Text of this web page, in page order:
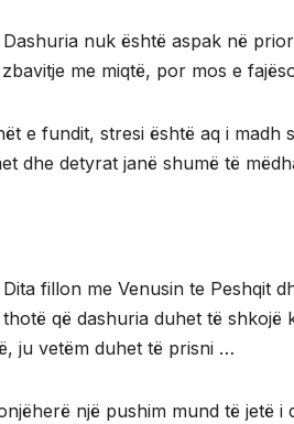
Dashuria nuk është aspak në
me miqtë, por mos e
e fundit, stresi është aq i
dhe detyrat janë shumë të
fillon me Venusin te Peshqit
që dashuria duhet të
ju vetëm duhet të prisni …
një pushim mund të jetë